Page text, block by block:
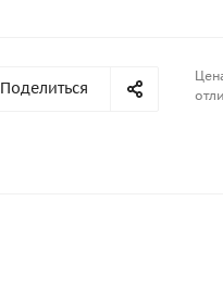
Поделиться